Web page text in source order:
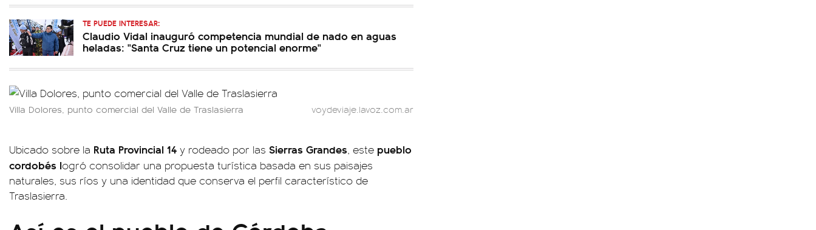
TE PUEDE INTERESAR:
Claudio Vidal inauguró competencia mundial de nado en aguas
heladas: "Santa Cruz tiene un potencial enorme"
Villa Dolores, punto comercial del Valle de Traslasierra voydeviaje.lavoz.com.ar
Ubicado sobre la Ruta Provincial 14 y rodeado por las Sierras Grandes, este pueblo
cordobés logró consolidar una propuesta turística basada en sus paisajes
naturales, sus ríos y una identidad que conserva el perfil característico de
Traslasierra.